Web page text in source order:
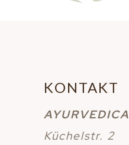
KONTAKT
AYURVEDICA
Küchelstr. 2